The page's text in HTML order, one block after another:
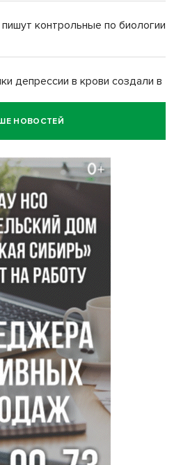
контрольные по биологии
депрессии в крови создали в
НОВОСТЕЙ